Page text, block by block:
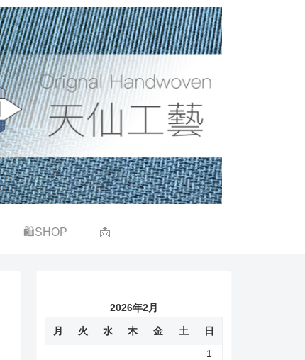
🛍SHOP 📩
2026年2月
月 火 水 木 金 土
日
1